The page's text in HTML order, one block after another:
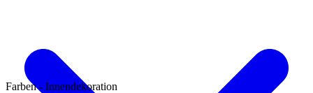
Farben - Innendekoration